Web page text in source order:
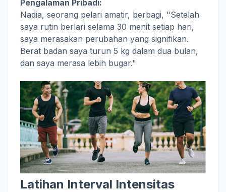
Pengalaman Pribadi:
Nadia, seorang pelari amatir, berbagi, "Setelah
saya rutin berlari selama 30 menit setiap hari,
saya merasakan perubahan yang signifikan.
Berat badan saya turun 5 kg dalam dua bulan,
dan saya merasa lebih bugar."
Latihan Interval Intensitas